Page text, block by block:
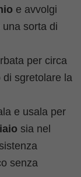
e avvolgi
sorta di
per circa
di sgretolare la
e usala per
sia nel
senza